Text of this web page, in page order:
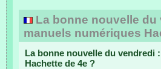
La bonne nouvelle
manuels numériques
La bonne nouvelle du vendredi
Hachette de 4e ?